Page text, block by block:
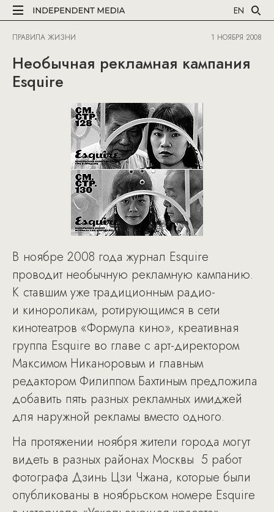
EN
ПРАВИЛА ЖИЗНИ 1 НОЯБРЯ 2008
Необычная рекламная кампания
Esquire
В ноябре 2008 года журнал Esquire
проводит необычную рекламную кампанию.
К ставшим уже традиционным радио-
и кинороликам, ротирующимся в сети
кинотеатров «Формула кино», креативная
группа Esquire во главе с арт-директором
Максимом Никаноровым и главным
редактором Филиппом Бахтиным предложила
добавить пять разных рекламных имиджей
для наружной рекламы вместо одного.
На протяжении ноября жители города могут
видеть в разных районах Москвы 5 работ
фотографа Дзинь Цзи Чжана, которые были
опубликованы в ноябрьском номере Esquire